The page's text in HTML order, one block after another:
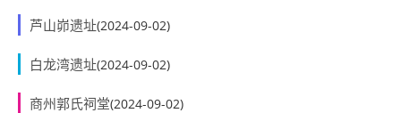
芦山峁遗址(2024-09-02)
白龙湾遗址(2024-09-02)
商州郭氏祠堂(2024-09-02)